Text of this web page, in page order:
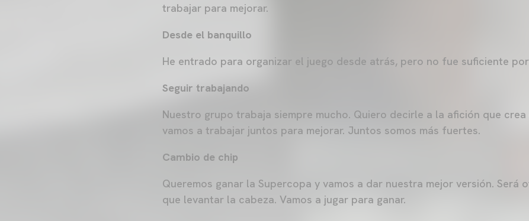
trabajar para mejorar.
Desde el banquillo
He entrado para organizar el juego desde atrás, pero no fue suficiente
Seguir trabajando
Nuestro grupo trabaja siempre mucho. Quiero decirle a la afición que
vamos a trabajar juntos para mejorar. Juntos somos más fuertes.
Cambio de chip
Queremos ganar la Supercopa y vamos a dar nuestra mejor versión. Será
que levantar la cabeza. Vamos a jugar para ganar.